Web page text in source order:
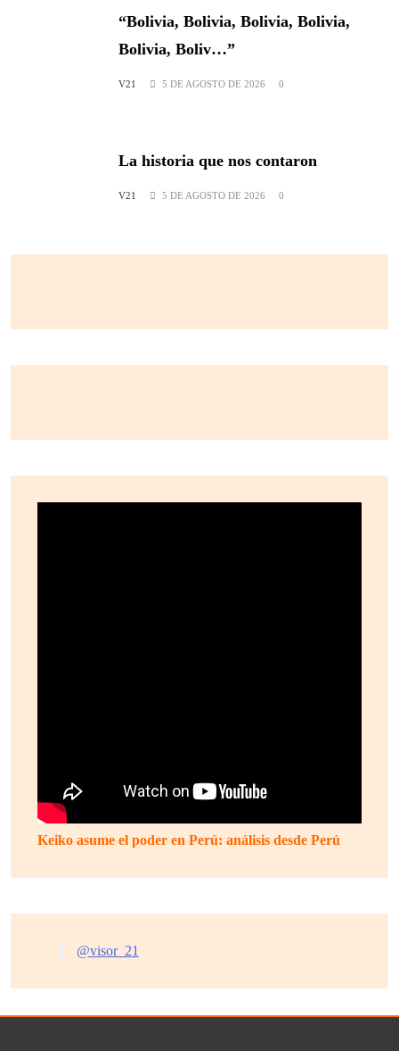
“Bolivia, Bolivia, Bolivia, Bolivia,
Bolivia, Boliv…”
V21 5 DE AGOSTO DE 2026 0
La historia que nos contaron
V21 5 DE AGOSTO DE 2026 0
Keiko asume el poder en Perú: análisis desde Perú
@visor_21